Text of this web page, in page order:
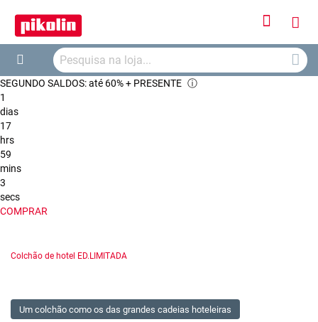
Iniciar
Meu
Search
SEGUNDO SALDOS: até 60% + PRESENTE ⓘ
1
dias
17
hrs
59
mins
2
secs
COMPRAR
Colchão de hotel ED.LIMITADA
Um colchão como os das grandes cadeias hoteleiras